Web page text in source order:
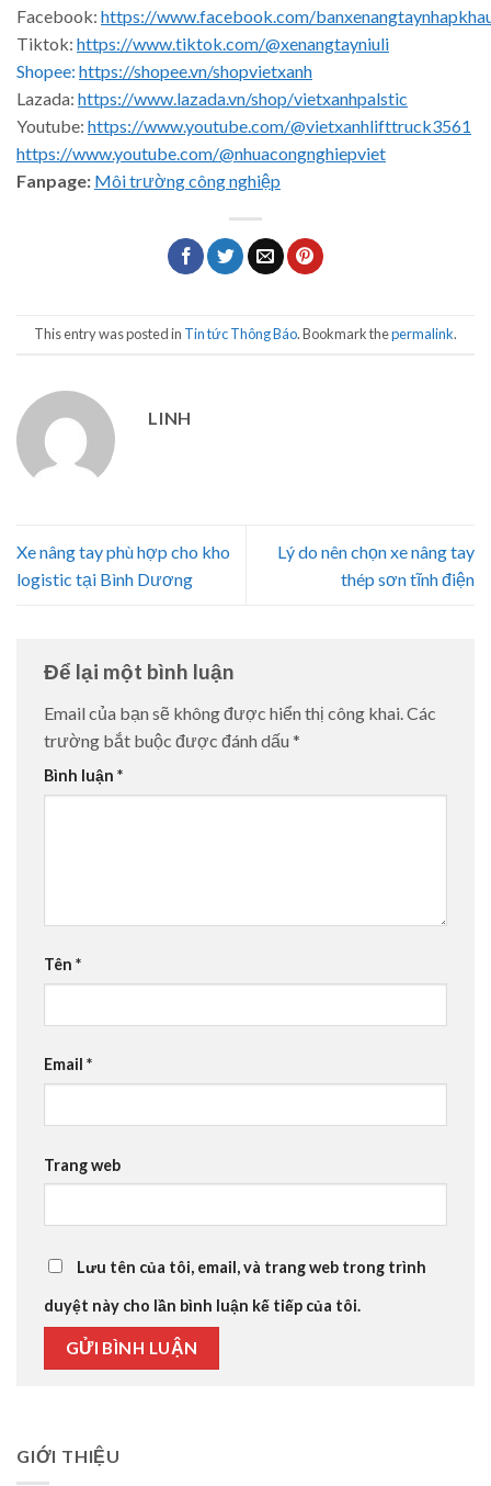
Facebook: https://www.facebook.com/
Tiktok: https://www.tiktok.com/@xenangtayniuli
Shopee: https://shopee.vn/shopvietxanh
Lazada: https://www.lazada.vn/shop/vietxanhpalstic
Youtube: https://www.youtube.com/@vietxanhlifttruck3561
https://www.youtube.com/@nhuacongnghiepviet
Fanpage: Môi trường công nghiệp
This entry was posted in Tin tức Thông Báo. Bookmark thepermalink.
LINH
Xe nâng tay phù hợp cho kho
logistic tại Bình Dương
Lý do nên chọn xe nâng tay
thép sơn tĩnh điện
Để lại một bình luận
Email của bạn sẽ không được hiển thị công khai.Các
trường bắt buộc được đánh dấu *
Bình luận *
Tên *
Email *
Trang web
Lưu tên của tôi, email, và trang web trong trình
duyệt này cho lần bình luận kế tiếp của tôi.
GIỚI THIỆU